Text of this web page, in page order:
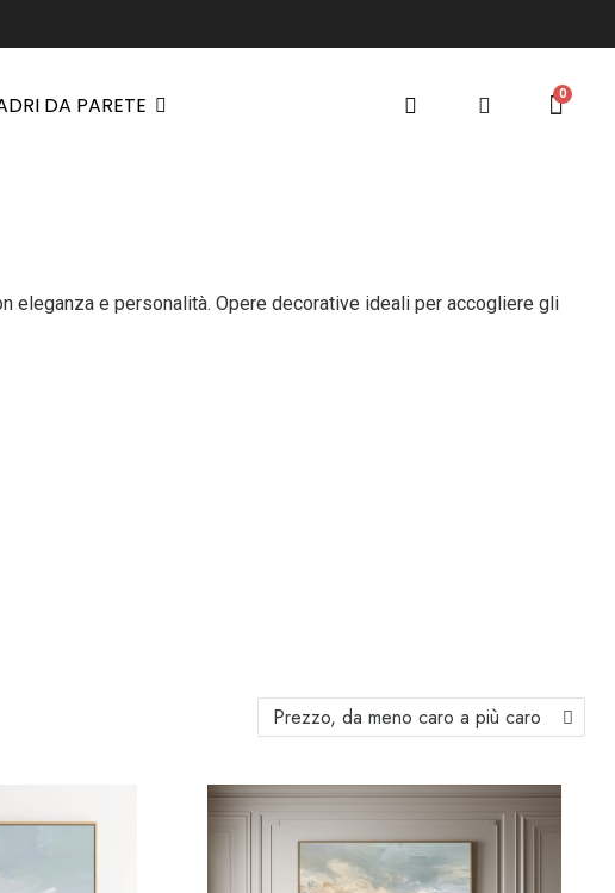
DA PARETE
eleganza e personalità. Opere decorative ideali per accogliere gli